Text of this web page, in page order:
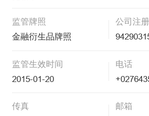
监管牌照
金融衍生品牌照
公司注
监管生效时间
2015-01-20
电话
传真
邮箱